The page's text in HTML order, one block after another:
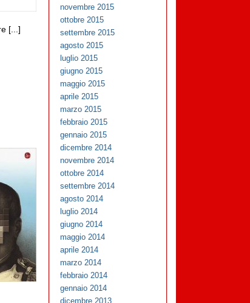
[...]
novembre 2015
ottobre 2015
settembre 2015
agosto 2015
luglio 2015
giugno 2015
maggio 2015
aprile 2015
marzo 2015
febbraio 2015
gennaio 2015
dicembre 2014
novembre 2014
ottobre 2014
settembre 2014
agosto 2014
luglio 2014
giugno 2014
maggio 2014
aprile 2014
marzo 2014
febbraio 2014
gennaio 2014
dicembre 2013